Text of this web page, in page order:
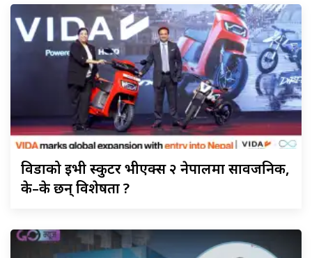
विडाकोईभी स्कुटर भीएक्स २ नेपालमा सार्वजनिक,
के–के छन् विशेषता ?